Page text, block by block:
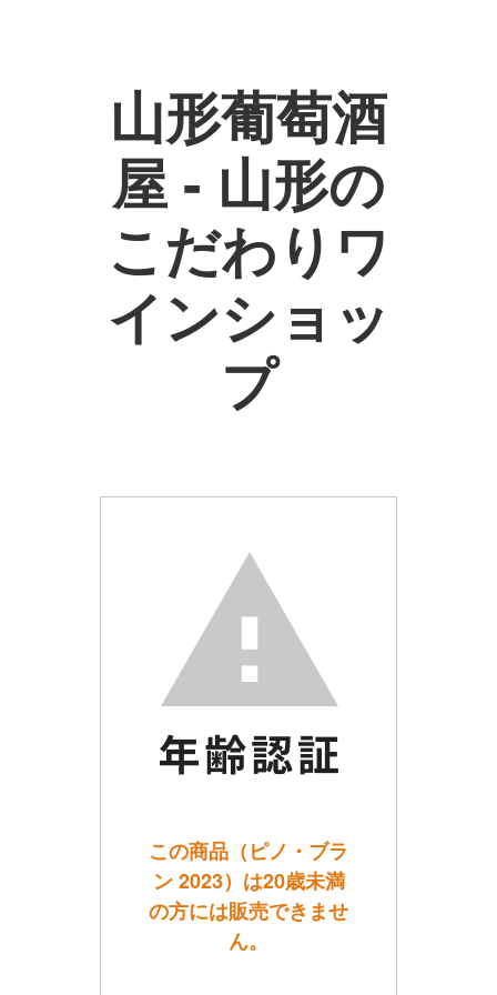
山形葡萄酒
屋 - 山形の
こだわりワ
インショッ
プ
この商品（ピノ・ブラ
ン 2023）は20歳未満
の方には販売できませ
ん。